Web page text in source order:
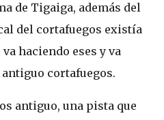
de Tigaiga, además del
del cortafuegos existía
haciendo eses y va
cortafuegos.
antiguo, una pista que